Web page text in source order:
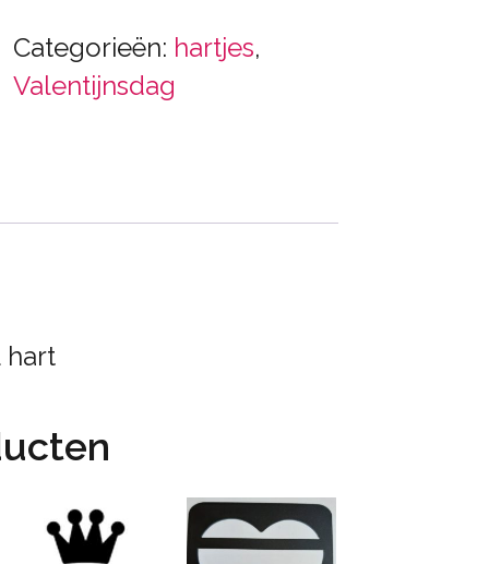
Categorieën: hartjes,
Valentijnsdag
hart